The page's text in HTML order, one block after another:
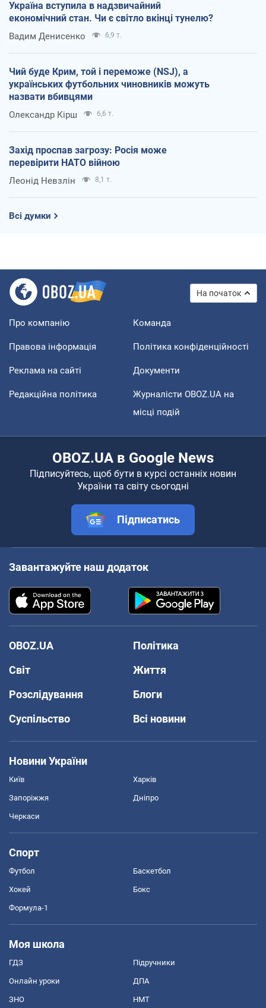
Україна вступила в надзвичайний
економічний стан. Чи є світло вкінці тунелю?
Вадим Денисенко 6,9 т.
Чий буде Крим, той і переможе (NSJ), а
українських футбольних чиновників можуть
назвати вбивцями
Олександр Кірш 6,6 т.
Захід проспав загрозу: Росія може
перевірити НАТО війною
Леонід Невзлін 8,1 т.
Всі думки
На початок
Про компанію Команда
Правова інформація Політика конфіденційності
Реклама на сайті Документи
Редакційна політика
Журналісти OBOZ.UA на
місці подій
OBOZ.UA в Google News
Підписуйтесь, щоб бути в курсі останніх новин
України та світу сьогодні
Підписатись
Завантажуйте наш додаток
OBOZ.UA
Політика
Світ
Життя
Розслідування
Блоги
Суспільство
Всі новини
Новини України
Київ Харків
Запоріжжя Дніпро
Черкаси
Спорт
Футбол Баскетбол
Хокей Бокс
Формула-1
Моя школа
ГДЗ Підручники
Онлайн уроки ДПА
ЗНО НМТ